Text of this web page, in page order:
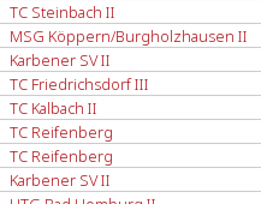
TC Steinbach II
MSG Köppern/Burgholzhausen II
Karbener SV II
TC Friedrichsdorf III
TC Kalbach II
TC Reifenberg
TC Reifenberg
Karbener SV II